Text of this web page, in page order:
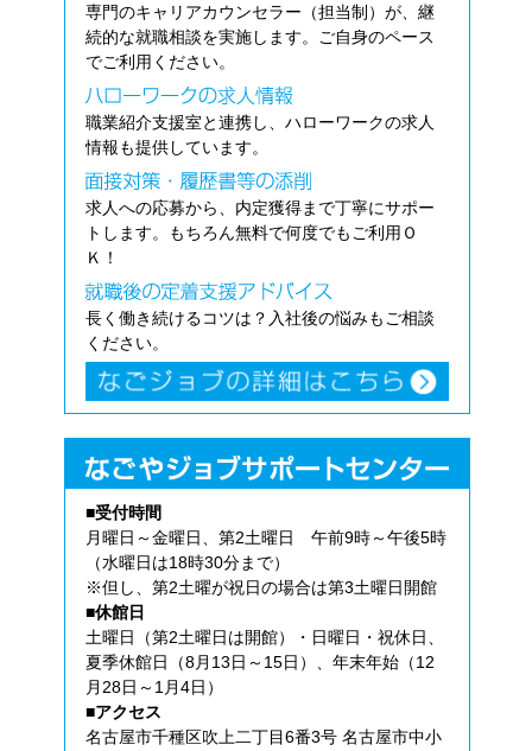
専門のキャリアカウンセラー（担当制）が、継
続的な就職相談を実施します。ご自身のペース
でご利用ください。
職業紹介支援室と連携し、ハローワークの求人
情報も提供しています。
求人への応募から、内定獲得まで丁寧にサポー
トします。もちろん無料で何度でもご利用Ｏ
Ｋ！
長く働き続けるコツは？入社後の悩みもご相談
ください。
■受付時間
月曜日～金曜日、第2土曜日 午前9時～午後5時
（水曜日は18時30分まで）
※但し、第2土曜が祝日の場合は第3土曜日開館
■休館日
土曜日（第2土曜日は開館）・日曜日・祝休日、
夏季休館日（8月13日～15日）、年末年始（12
月28日～1月4日）
■アクセス
名古屋市千種区吹上二丁目6番3号 名古屋市中小